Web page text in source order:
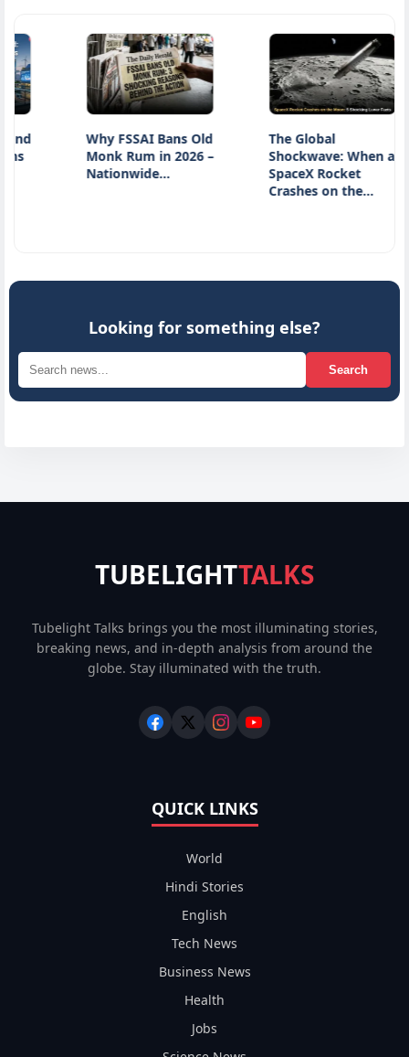
Why FSSAI Bans Old
Monk Rum in 2026 –
Nationwide…
The Global
Shockwave: When a
SpaceX Rocket
Crashes on the…
Looking for something else?
Search
TUBELIGHTTALKS
Tubelight Talks brings you the most illuminating stories,
breaking news, and in-depth analysis from around the
globe. Stay illuminated with the truth.
QUICK LINKS
World
Hindi Stories
English
Tech News
Business News
Health
Jobs